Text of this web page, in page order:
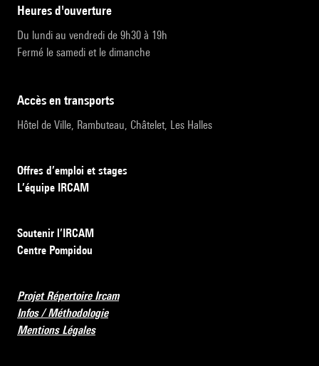
heures d'ouverture
Du lundi au vendredi de 9h30 à 19h
Fermé le samedi et le dimanche
accès en transports
Hôtel de Ville, Rambuteau, Châtelet, Les Halles
Offres d’emploi et stages
L’équipe IRCAM
Soutenir l’IRCAM
Centre Pompidou
Projet Répertoire Ircam
Infos / Méthodologie
Mentions Légales